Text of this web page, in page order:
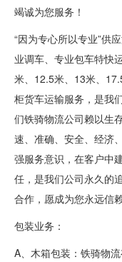
竭诚为您服务！
“因为专心所以专业”供
业调车、专业包车特快
米、12.5米、13米、
柜货车运输服务，是我
们铁骑物流公司赖以生
速、准确、安全、经济
强服务意识，在客户中
任，是我们公司永久的
合作，愿成为您永远信
包装业务：
A、木箱包装：铁骑物